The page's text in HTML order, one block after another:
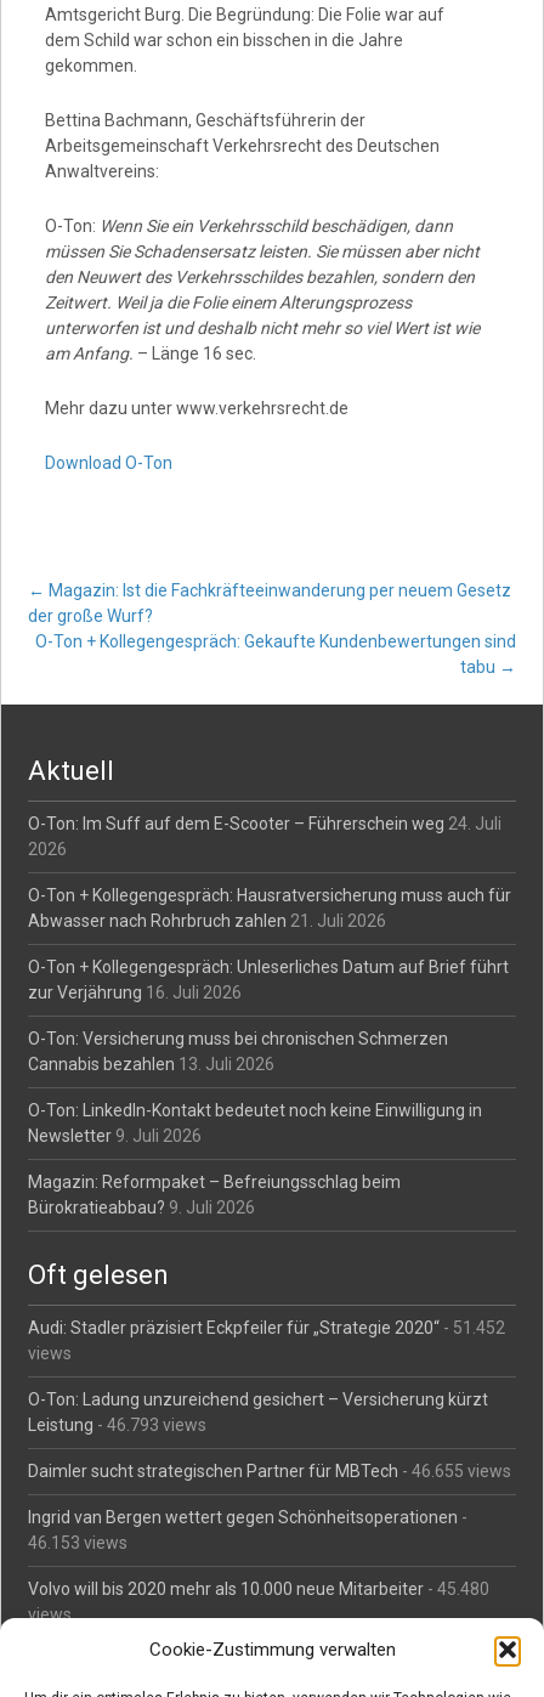
Cookie-Zustimmung verwalten
Amtsgericht Burg. Die Begründung: Die Folie war auf
dem Schild war schon ein bisschen in die Jahre
gekommen.
Bettina Bachmann, Geschäftsführerin der
Arbeitsgemeinschaft Verkehrsrecht des Deutschen
Anwaltvereins:
O-Ton: Wenn Sie ein Verkehrsschild beschädigen, dann
müssen Sie Schadensersatz leisten. Sie müssen aber nicht
den Neuwert des Verkehrsschildes bezahlen, sondern den
Zeitwert. Weil ja die Folie einem Alterungsprozess
unterworfen ist und deshalb nicht mehr so viel Wert ist wie
am Anfang. – Länge 16 sec.
Mehr dazu unter www.verkehrsrecht.de
Download O-Ton
Post
navigation
← Magazin: Ist die Fachkräfteeinwanderung per neuem Gesetz
der große Wurf?
O-Ton + Kollegengespräch: Gekaufte Kundenbewertungen sind
tabu →
Aktuell
O-Ton: Im Suff auf dem E-Scooter – Führerschein weg 24. Juli
2026
O-Ton + Kollegengespräch: Hausratversicherung muss auch für
Abwasser nach Rohrbruch zahlen 21. Juli 2026
O-Ton + Kollegengespräch: Unleserliches Datum auf Brief führt
zur Verjährung 16. Juli 2026
O-Ton: Versicherung muss bei chronischen Schmerzen
Cannabis bezahlen 13. Juli 2026
O-Ton: LinkedIn-Kontakt bedeutet noch keine Einwilligung in
Newsletter 9. Juli 2026
Magazin: Reformpaket – Befreiungsschlag beim
Bürokratieabbau? 9. Juli 2026
Oft gelesen
Audi: Stadler präzisiert Eckpfeiler für „Strategie 2020“ - 51.452
views
O-Ton: Ladung unzureichend gesichert – Versicherung kürzt
Leistung - 46.793 views
Daimler sucht strategischen Partner für MBTech - 46.655 views
Ingrid van Bergen wettert gegen Schönheitsoperationen -
46.153 views
Volvo will bis 2020 mehr als 10.000 neue Mitarbeiter - 45.480
views
Mäßiges Interesse an Daimlers MBtech- 44.709 views